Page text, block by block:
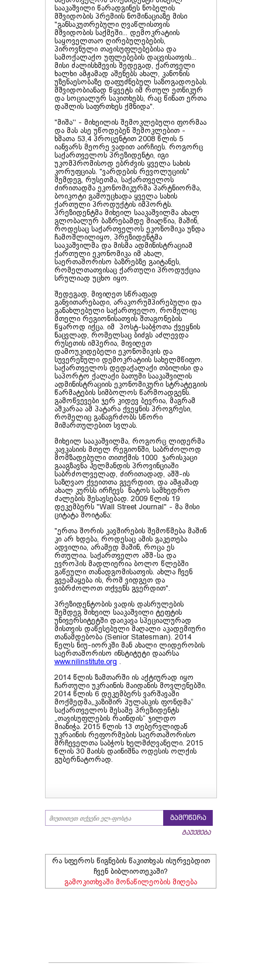
სააკაშვილი წარადგინეს ნობელის
მშვიდობის პრემიის ნომინაციაზე მისი
"განსაკუთრებული ღვაწლისთვის
მშვიდობის საქმეში... დემოკრატიის
საყოველთაო ღირებულებების,
პიროვნული თავისუფლებებისა და
სამოქალაქო უფლებების დაცვისათვის...
მისი ძალისხმევის შედეგად, ქართველი
ხალხი ამჟამად აშენებს ახალ, კანონის
უზენაესობაზე დაფუძნებულ საზოგადოებას.
მშვიდობიანად წყვეტს იმ რთულ ეთნიკურ
და სოციალურ საკითხებს, რაც წინათ ერთა
დაშლის საფრთხეს ქმნიდა".
"მიშა'' - მიხეილის შემოკლებული ფორმაა
და მას ასე უწოდებენ შემოკლებით -
ხმათა 53,4 პროცენტით 2008 წლის 5
იანვარს მეორე ვადით აირჩიეს. როგორც
საქართველოს პრეზიდენტი, იგი
უკომპრომისოდ ებრძვის ყველა სახის
კორუფციას. "ვარდების რევოლუციის"
შემდეგ, რუსეთმა, საქართველოს
ძირითადმა ეკონომიკურმა პარტნიორმა,
ბოიკოტი გამოუცხადა ყველა სახის
ქართული პროდუქტის იმპორტს.
პრეზიდენტმა მიხეილ სააკაშვილმა ახალ
გლობალურ ბაზრებამდე მიაღწია, მაშინ,
როდესაც საქართველოს ეკონომიკა უნდა
ჩამოშლილიყო, პრეზიდენტმა
სააკაშვილმა და მისმა ადმინისტრაციამ
ქართული ეკონომიკა იმ ახალ,
საერთაშორისო ბაზრებზე გაიტანეს,
რომელთათვისაც ქართული პროდუქცია
სრულიად უცხო იყო.
შედეგად, მივიღეთ სწრაფად
განვითარებადი, არაკორუმპირებული და
განახლებული საქართველო, რომელიც
მთელი რეგიონისათვის შთაგონების
წყაროდ იქცა. იმ პოსტ-საბჭოთა ქვეყნის
ნაცვლად, რომელსაც ბიძგს აძლევდა
რუსეთის იმპერია, მივიღეთ
დამოუკიდებელი ეკონომიკის და
სუვერენული დემოკრატიის სახელმწიფო.
საქართველოს დედაქალაქი თბილისი და
საპორტო ქალაქი ბათუმი სააკაშვილის
ადმინისტრაციის ეკონომიკური სტრატეგიის
წარმატების სიმბოლოს წარმოადგენს.
გამოწვევები ჯერ კიდევ ბევრია, მაგრამ
აშკარაა ამ პატარა ქვეყნის პროგრესი,
რომელიც განაგრძობს სწორი
მიმართულებით სვლას.
მიხეილ სააკაშვილმა, როგორც ლიდერმა
კავკასიის მთელ რეგიონში, საბრძოლოდ
მომზადებული თითქმის 1000 ჯარისკაცი
გააგზავნა ჰელმანდის პროვინციაში
საბრძოლველად, ძირითადად, აშშ-ის
საზღვაო ქვეითთა გვერდით, და ამჟამად
ახალ კურსს ირჩევს ნატოს სამხედრო
ძალების შესავსებად. 2009 წლის 19
დეკემბერს "Wall Street Journal" - მა მისი
ციტატა მოიტანა:
"ერთა შორის კავშირების შემოწმება მაშინ
კი არ ხდება, როდესაც ამის გაკეთება
ადვილია, არამედ მაშინ, როცა ეს
რთულია. საქართველო აშშ-სა და
ევროპის მადლიერია ბოლო წლებში
გაწეული თანადგომისათვის. ახლა ჩვენ
გვეამაყება ის, რომ ვიდგეთ და
ვიბრძოლოთ თქვენს გვერდით".
პრეზიდენტობის ვადის დასრულების
შემდეგ მიხეილ სააკაშვილი ტეფტის
უნივერსიტეტში დაიკავა სპეციალურად
მისთვის დაწესებული მაღალი აკადემიური
თანამდებობა (Senior Statesman). 2014
წელს ნიუ-იორკში მან ახალი ლიდერობის
საერთაშორისო ინსტიტუტი დაარსა
www.nilinstitute.org .
2014 წლის ზამთარში ის აქტიურად იყო
ჩართული უკრაინის მაიდანის მოვლენებში.
2014 წლის 6 დეკემბერს ვარშავაში
მოქმედმა„კაზიმირ პულასკის ფონდმა“
საქართველოს მესამე პრეზიდენტს
„თავისუფლების რაინდის“ ჯილდო
მიანიჭა. 2015 წლის 13 თებერვლიდან
უკრაინის რეფორმების საერთაშორისო
მრჩეველთა საბჭოს ხელმძღვანელი. 2015
წლის 30 მაისს დაინიშნა ოდესის ოლქის
გუბერნატორად.
რა სფეროს წიგნების წაკითხვას ისურვებდით
ჩვენ ბიბლიოთეკაში?
გამოკითხვაში მონაწილეობის მიღება
გამოწერა
გაუქმება